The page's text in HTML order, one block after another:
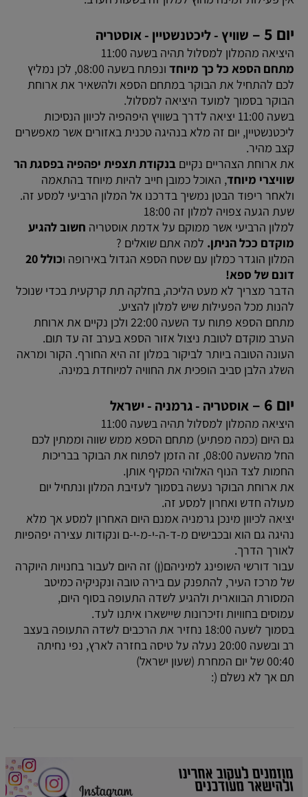
יום 5 – שוויץ - ליכטנשטיין - אוסטריה
היציאה מהמלון למסלול תהיה בשעה 11:00
מתחם הספא כל כך מיוחד
ונפתח בשעה 08:00, לכן נמליץ
לכם להתחיל את הבוקר במתחם הספא ולהשאיר את ארוחת
הבוקר בסמוך למועד היציאה למסלול.
בשעה 11:00 יציאה לדרך בשוויץ היפהפיה לכיוון הנסיכות
ליכטנשטיין, יום זה מלא בנהיגה טכנית באזורים אשר מאפשרים
קצב מהיר.
את ארוחת הצהריים נקיים בנקודת תצפית יפהפיה בפסגת הר
שוויצרי מיוחד, האוכל כמובן חייב להיות מיוחד בהתאמה
ולאחר ריפוד הבטן נמשיך בדרכנו אל המלון הרביעי למסע זה.
שעת הגעה צפויה למלון זה 18:00
למלון הרביעי אשר ממוקם על אדמת אוסטריה חשוב להגיע
מוקדם ככל הניתן. למה אתם שואלים ?
המלון הוגדר כמלון עם שטח הספא הגדול באירופה ו
כולל 20
דונם של ספא!
הדבר מצריך לא מעט הליכה, בחלקה תת קרקעית בכדי שנוכל
להנות מכל הפעילות שיש למלון להציע.
מתחם הספא פתוח עד השעה 22:00 ולכן נקיים את ארוחת
הערב מוקדם לטובת ניצול אזור הספא בערב זה עד תום.
העונה הטובה ביותר לביקור במלון זה היא החורף. הקור ומראה
השלג הלבן סביב הופכית את החוויה למיוחדת במינה.
יום 6 – אוסטריה - גרמניה - ישראל
היציאה מהמלון למסלול תהיה בשעה 11:00
גם היום (כמה מפתיע) מתחם הספא ממש שווה וממתין לכם
החל מהשעה 08:00, זה הזמן לפתוח את הבוקר בבריכות
החמות לצד הנוף האלוהי המקיף אותן.
את ארוחת הבוקר נעשה בסמוך לעזיבת המלון ונתחיל יום
מעולה חדש ואחרון למסע זה.
יציאה לכיוון מינכן גרמניה אמנם היום האחרון למסע אך מלא
נהיגה גם הוא ובכבישים מ-ד-ה-י-מ-י-ם ונקודות עצירה יפהפיות
לאורך הדרך.
עבור דורשי השופינג למיניהם(ן) זה היום לעבור בחנויות היוקרה
של מרכז העיר, להתפנק עם בירה טובה ונקניקיה כמיטב
המסורת הבווארית ולהגיע לשדה התעופה בסוף היום,
עמוסים בחוויות וזיכרונות שיישארו איתנו לעד.
בסמוך לשעה 18:00 נחזיר את הרכבים לשדה התעופה בעצב
רב ובשעה 20:00 נעלה על טיסה בחזרה לארץ, נפי נחיתה
00:40 של יום המחרת (שעון ישראל)
תם אך לא נשלם (: